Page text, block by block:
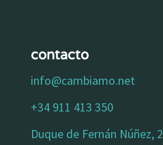
contacto
info@cambiamo.net
+34 911 413 350
Duque de Fernán Núñez,